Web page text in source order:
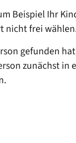
Beispiel Ihr
frei
gefunden
zunächst